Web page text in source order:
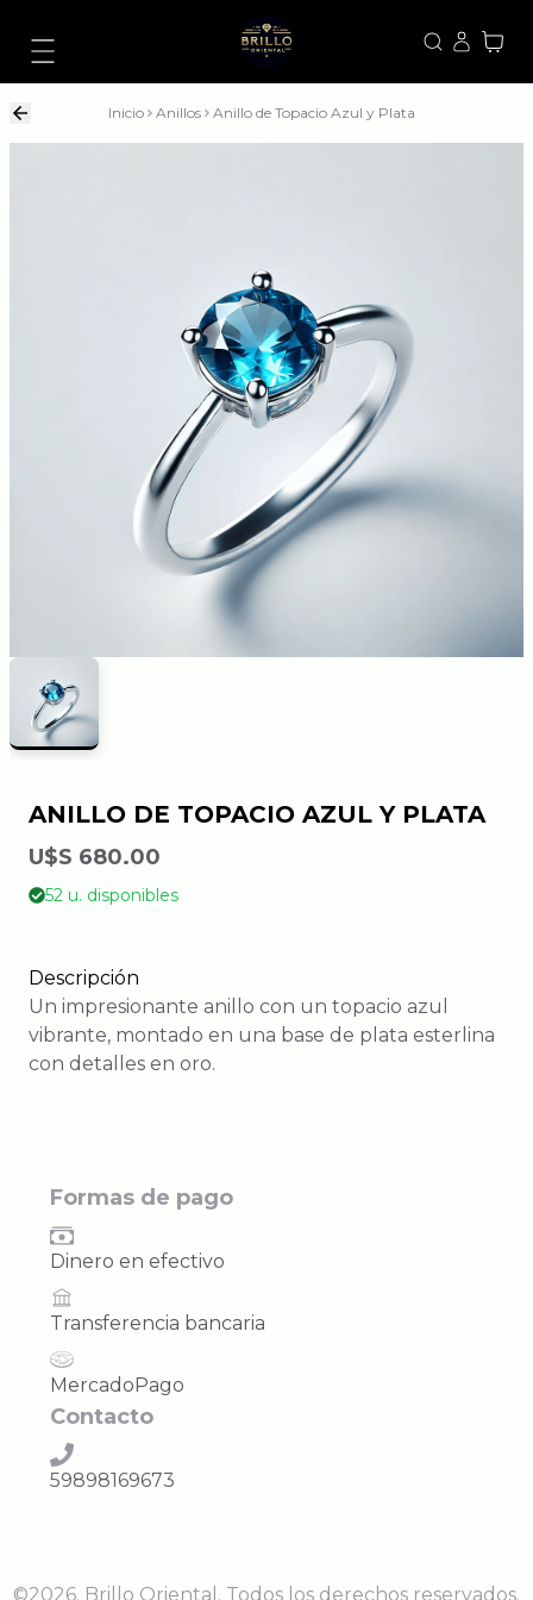
Inicio Anillos Anillo de Topacio Azul y Plata
ANILLO DE TOPACIO AZUL Y PLATA
U$S 680.00
52 u. disponibles
Descripción
Un impresionante anillo con un topacio azul
vibrante, montado en una base de plata esterlina
con detalles en oro.
Formas de pago
Dinero en efectivo
Transferencia bancaria
MercadoPago
Contacto
59898169673
©2026. Brillo Oriental . Todos los derechos reservados.